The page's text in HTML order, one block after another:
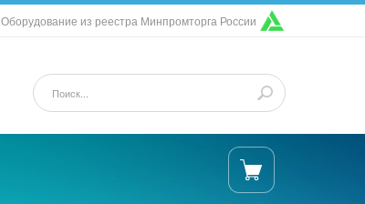
Оборудование из реестра Минпромторга России